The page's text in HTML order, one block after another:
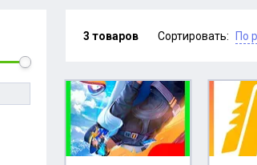
3 товаров Сортировать: По